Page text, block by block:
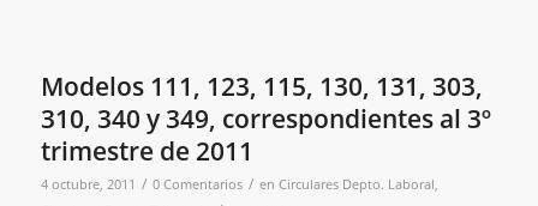
Modelos 111, 123, 115, 130, 131, 303,
310, 340 y 349, correspondientes al 3º
trimestre de 2011
4 octubre, 2011 / 0 Comentarios / en Circulares Depto. Laboral